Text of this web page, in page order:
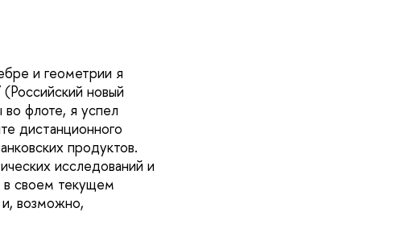
и геометрии я
новый
флоте, я успел
дистанционного
продуктов.
исследований и
в своем текущем
и, возможно,